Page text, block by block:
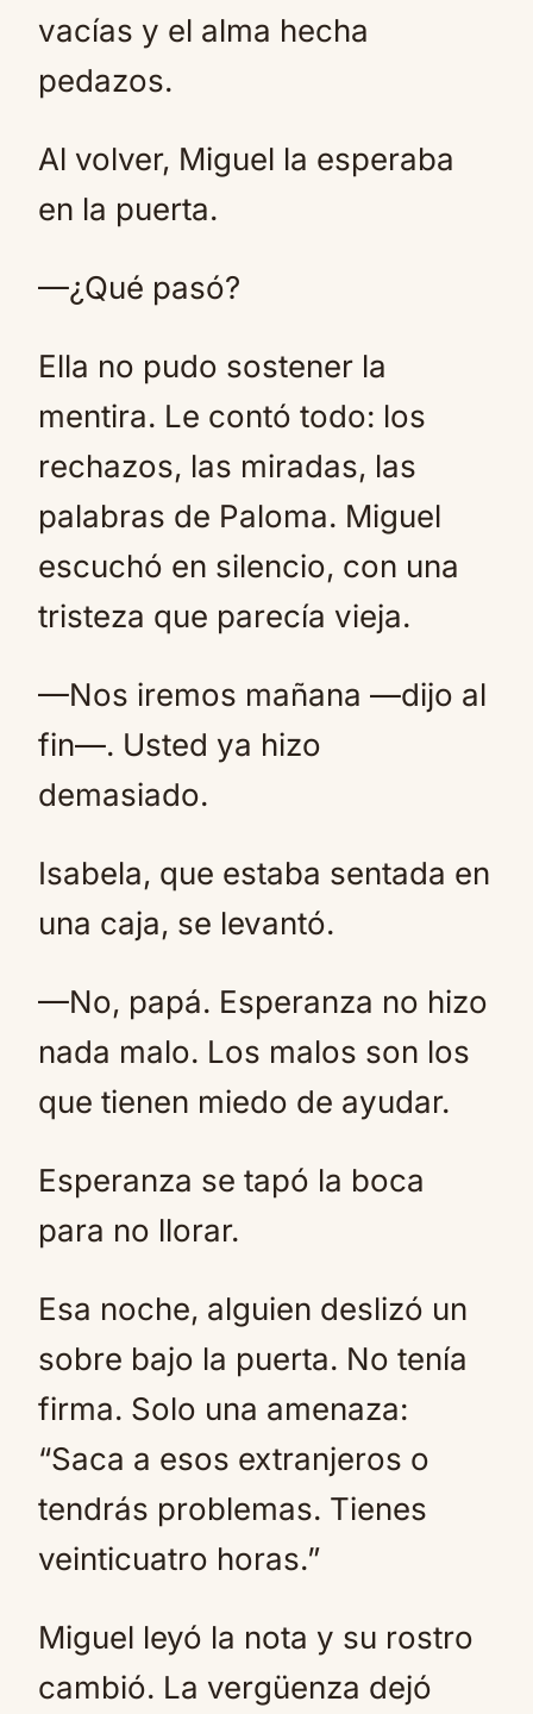
vacías y el alma hecha
pedazos.
Al volver, Miguel la esperaba
en la puerta.
—¿Qué pasó?
Ella no pudo sostener la
mentira. Le contó todo: los
rechazos, las miradas, las
palabras de Paloma. Miguel
escuchó en silencio, con una
tristeza que parecía vieja.
—Nos iremos mañana —dijo al
fin—. Usted ya hizo
demasiado.
Isabela, que estaba sentada en
una caja, se levantó.
—No, papá. Esperanza no hizo
nada malo. Los malos son los
que tienen miedo de ayudar.
Esperanza se tapó la boca
para no llorar.
Esa noche, alguien deslizó un
sobre bajo la puerta. No tenía
firma. Solo una amenaza:
“Saca a esos extranjeros o
tendrás problemas. Tienes
veinticuatro horas.”
Miguel leyó la nota y su rostro
cambió. La vergüenza dejó